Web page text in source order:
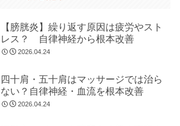
【膀胱炎】繰り返す原因は疲労やスト
レス？ 自律神経から根本改善
2026.04.24
四十肩・五十肩はマッサージでは治ら
ない？自律神経・血流を根本改善
2026.04.24